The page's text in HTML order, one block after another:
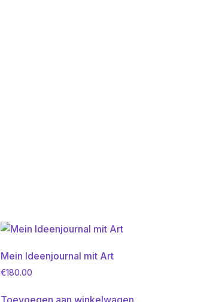
Mein Ideenjournal mit Art
€180.00
Toevoegen aan winkelwagen